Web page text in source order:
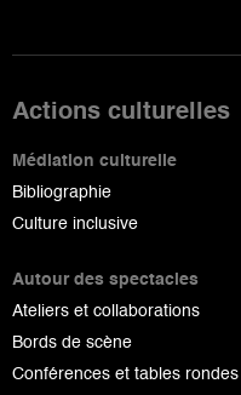
Actions culturelles
Médiation culturelle
Bibliographie
Culture inclusive
Autour des spectacles
Ateliers et collaborations
Bords de scène
Conférences et tables rondes